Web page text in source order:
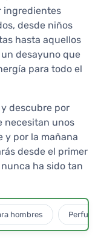
ingredientes
desde niños
hasta aquellos
desayuno que
para todo el
descubre por
necesitan unos
y por la mañana
desde el primer
ha sido tan
hombres